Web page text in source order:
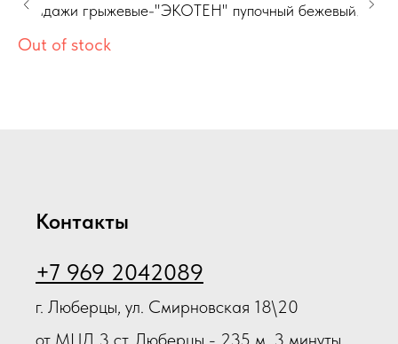
Бандажи грыжевые-"ЭКОТЕН" пупочный бежевый
Универс.
Out of stock
Контакты
+7 969 2042089
г. Люберцы, ул. Смирновская 18\20
от МЦД 3 ст. Люберцы - 235 м, 3 минуты